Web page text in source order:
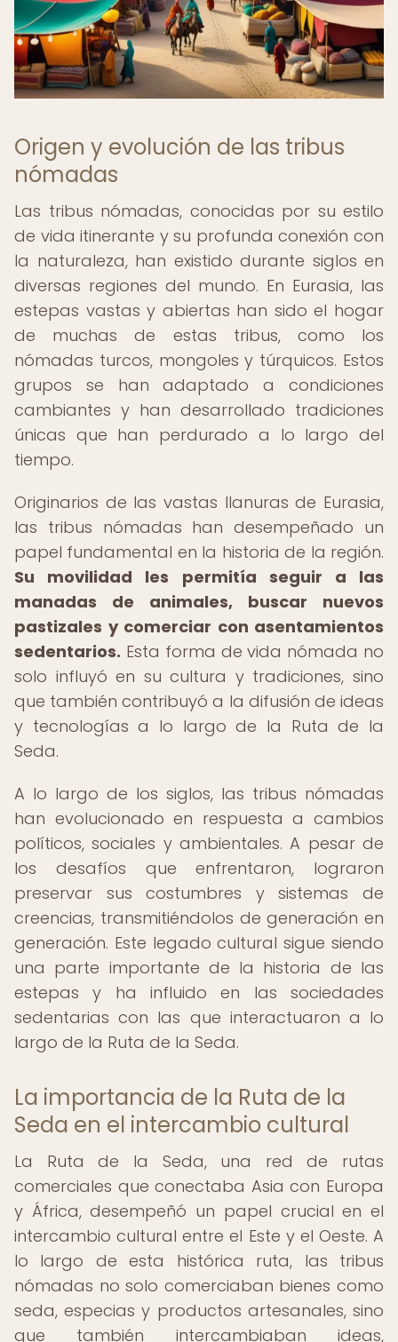
Origen y evolución de las tribus
nómadas
Las tribus nómadas, conocidas por su estilo
de vida itinerante y su profunda conexión con
la naturaleza, han existido durante siglos en
diversas regiones del mundo. En Eurasia, las
estepas vastas y abiertas han sido el hogar
de muchas de estas tribus, como los
nómadas turcos, mongoles y túrquicos. Estos
grupos se han adaptado a condiciones
cambiantes y han desarrollado tradiciones
únicas que han perdurado a lo largo del
tiempo.
Originarios de las vastas llanuras de Eurasia,
las tribus nómadas han desempeñado un
papel fundamental en la historia de la región.
Su movilidad les permitía seguir a las
manadas de animales, buscar nuevos
pastizales y comerciar con asentamientos
sedentarios. Esta forma de vida nómada no
solo influyó en su cultura y tradiciones, sino
que también contribuyó a la difusión de ideas
y tecnologías a lo largo de la Ruta de la
Seda.
A lo largo de los siglos, las tribus nómadas
han evolucionado en respuesta a cambios
políticos, sociales y ambientales. A pesar de
los desafíos que enfrentaron, lograron
preservar sus costumbres y sistemas de
creencias, transmitiéndolos de generación en
generación. Este legado cultural sigue siendo
una parte importante de la historia de las
estepas y ha influido en las sociedades
sedentarias con las que interactuaron a lo
largo de la Ruta de la Seda.
La importancia de la Ruta de la
Seda en el intercambio cultural
La Ruta de la Seda, una red de rutas
comerciales que conectaba Asia con Europa
y África, desempeñó un papel crucial en el
intercambio cultural entre el Este y el Oeste. A
lo largo de esta histórica ruta, las tribus
nómadas no solo comerciaban bienes como
seda, especias y productos artesanales, sino
que también intercambiaban ideas,